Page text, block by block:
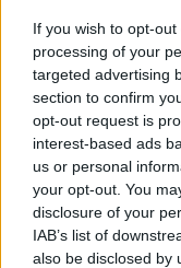
If you wish to opt-
processing of your
targeted advertising
section to confirm
opt-out request is
interest-based ads
us or personal
your opt-out. You
disclosure of your
IAB’s list of
also be disclosed by
AVII. szimfónia
pillanata
véletlen, hogy
mint
sokra
Prágában
vezényelt.